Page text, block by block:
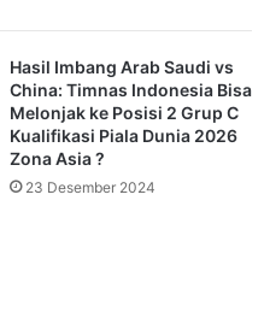
antara Indonesia dan
akan menandatangani
2026 mendatang.
substansial telah selesai
pihak telah menyepakati
komprehensif, serta
kawasan.
sama erat dengan
keamanan. Kita adalah
rawat dengan niat baik dan
Hasil Imbang Arab Saudi vs
China: Timnas Indonesia Bisa
Melonjak ke Posisi 2 Grup C
Kualifikasi Piala Dunia 2026
Zona Asia ?
23 Desember 2024